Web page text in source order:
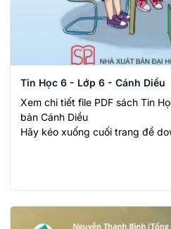
Tin Học 6 - Lớp 6 - Cánh Diều
Xem chi tiết file PDF sách Tin
bản Cánh Diều
Hãy kéo xuống cuối trang để